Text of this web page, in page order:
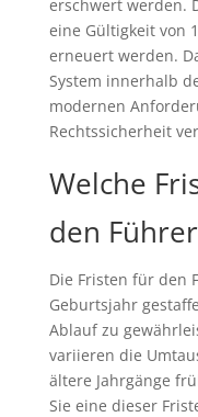
erschwert werden.
eine Gültigkeit von
erneuert werden.
System innerhalb
modernen
Rechtssicherheit
Welche
den
Die Fristen für den
Geburtsjahr
Ablauf zu
variieren die
ältere Jahrgänge
Sie eine dieser